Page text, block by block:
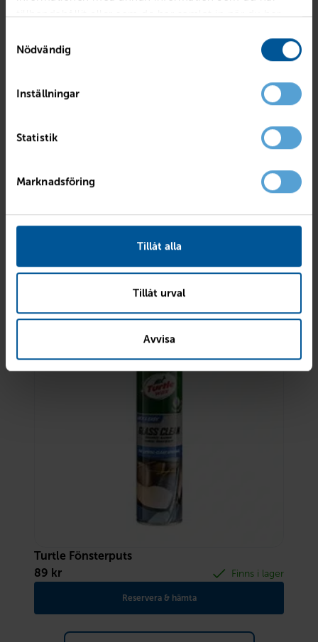
tillhandahållit eller som de har samlat in när du har
Nödvändig
Inställningar
Statistik
Marknadsföring
Tillåt alla
Tillåt urval
Avvisa
Turtle Fönsterputs
89 kr Finns i lager
Reservera & hämta